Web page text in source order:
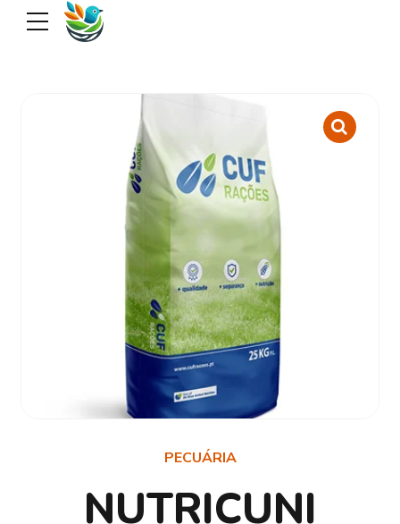
PECUÁRIA
NUTRICUNI